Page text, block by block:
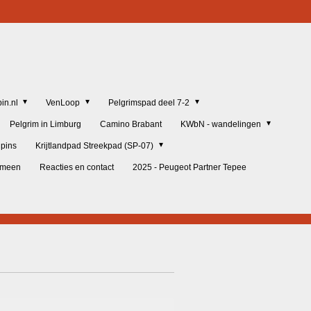
VenLoop Pelgrimspad deel 7-2
Pelgrim in Limburg Camino Brabant KWbN - wandelingen
Krijtlandpad Streekpad (SP-07)
Reacties en contact 2025 - Peugeot Partner Tepee